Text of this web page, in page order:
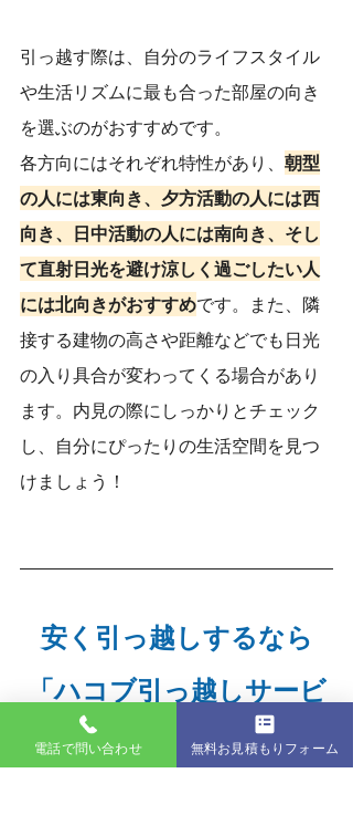
引っ越す際は、自分のライフスタイル
や生活リズムに最も合った部屋の向き
を選ぶのがおすすめです。
各方向にはそれぞれ特性があり、 朝型
の人には東向き、夕方活動の人には西
向き、日中活動の人には南向き、そし
て直射日光を避け涼しく過ごしたい人
には北向きがおすすめです。また、隣
接する建物の高さや距離などでも日光
の入り具合が変わってくる場合があり
ます。内見の際にしっかりとチェック
し、自分にぴったりの生活空間を見つ
けましょう！
安く引っ越しするなら
「ハコブ引っ越しサービ
ス」がお勧め！
電話で問い合わせ 無料お見積もりフォーム